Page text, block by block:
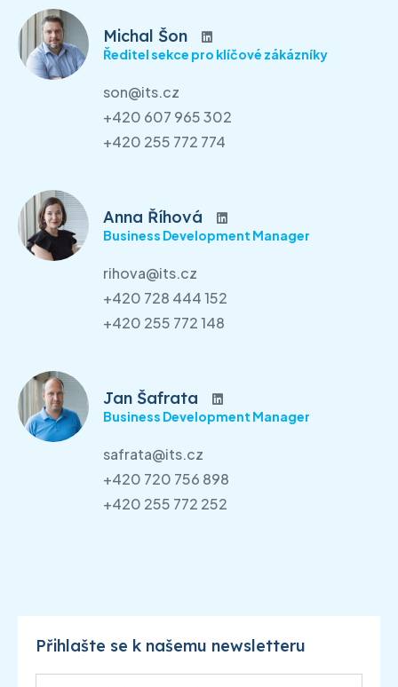
Michal Šon
Ředitel sekce pro klíčové zákázníky
son@its.cz
+420 607 965 302
+420 255 772 774
Anna Říhová
Business Development Manager
rihova@its.cz
+420 728 444 152
+420 255 772 148
Jan Šafrata
Business Development Manager
safrata@its.cz
+420 720 756 898
+420 255 772 252
Přihlašte se k našemu newsletteru